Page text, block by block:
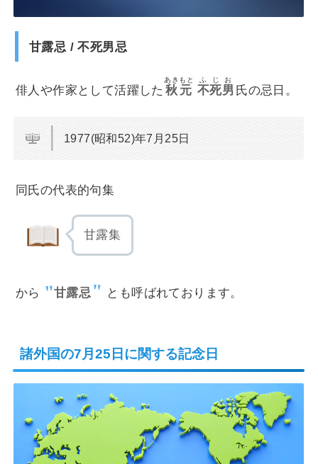
甘露忌 / 不死男忌
俳人や作家として活躍した 秋元
あきもと
不死男
ふじお
氏の忌日。
1977(昭和52)年7月25日
同氏の代表的句集
甘露集
から 甘露忌 とも呼ばれております。
諸外国の7月25日に関する記念日